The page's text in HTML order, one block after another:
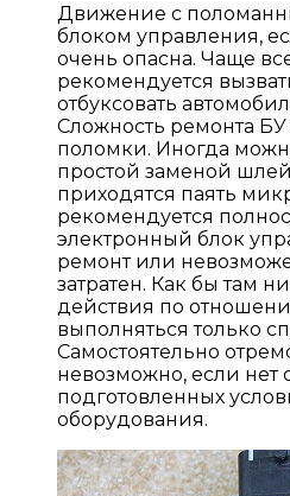
Движение с
блоком управления,
очень опасна. Чаще
рекомендуется
отбуксовать
Сложность ремонта БУ
поломки. Иногда
простой заменой
приходятся паять
рекомендуется
электронный блок
ремонт или
затратен. Как бы там
действия по
выполняться только
Самостоятельно
невозможно, если нет
подготовленных
оборудования.